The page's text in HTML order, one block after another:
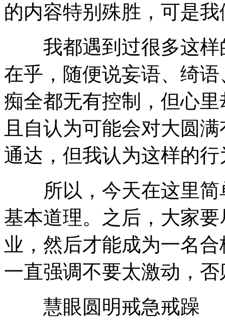
的内容特别殊胜，可是
我都遇到过很多这样
在乎，随便说妄语、绮
痴全都无有控制，但心
且自认为可能会对大圆
通达，但我认为这样的
所以，今天在这里简
基本道理。之后，大家
业，然后才能成为一名
一直强调不要太激动，
慧眼圆明戒急戒躁